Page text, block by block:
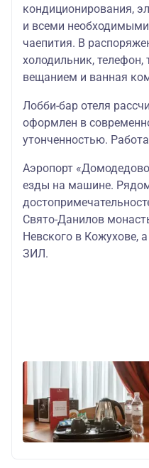
кондиционирования,
и всеми
чаепития. В
холодильник, телефон,
вещанием и ванная
Лобби-бар отеля
оформлен в
утонченностью.
Аэропорт
езды на машине.
Свято-Данилов
Невского в Кожухове,
ЗИЛ.